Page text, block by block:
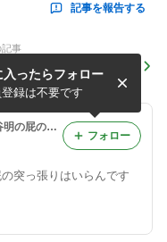
記事を報告する
記事
神谷明オフィシャルブログ「神谷明の屁の突っ張りはいらんですよ！！」Powered by Ameba
突っ張りはいらんです
入ったらフォロー
録は不要です
フォロー